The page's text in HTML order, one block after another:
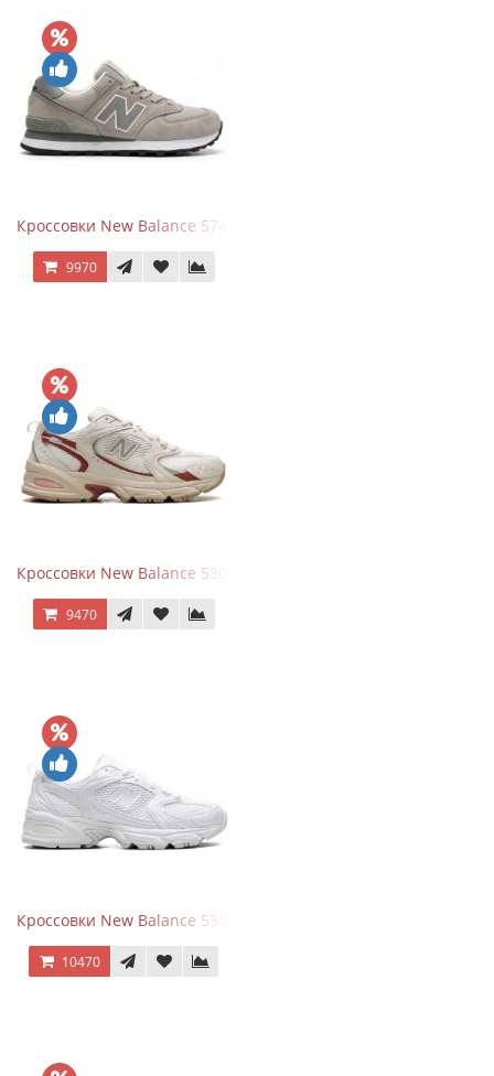
Кроссовки New Balance 574 Silver Summer Fog
9970
Кроссовки New Balance 530 Festival Pack Clay
9470
Кроссовки New Balance 530 Total White Silver
10470